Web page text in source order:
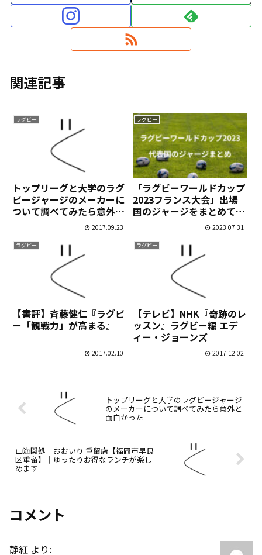
関連記事
ラグビー
トップリーグと大学のラグ
ビージャージのメーカーに
ついて調べてみたら意外と
2017.09.23
ラグビー
「ラグビーワールドカップ
2023フランス大会」出場
国のジャージをまとめてみ
2023.07.31
ラグビー
【書評】斉藤健仁『ラグビ
ー「観戦力」が高まる』
2017.02.10
ラグビー
【テレビ】NHK『奇跡のレ
ッスン』ラグビー編 エデ
ィー・ジョーンズ
2017.12.02
トップリーグと大学のラグビージャージ
のメーカーについて調べてみたら意外と
面白かった
山海関処 おおいり 重留店【福岡市早良
区重留】｜ゆったりお得なランチが楽し
めます
コメント
静紅 より: